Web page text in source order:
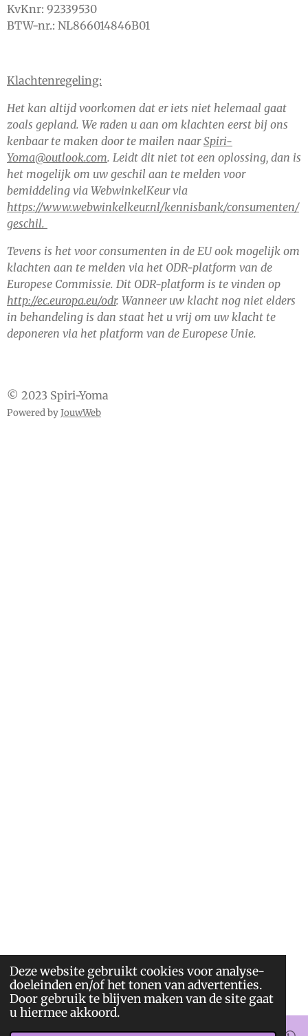
Deze website gebruikt cookies voor analyse-
doeleinden en/of het tonen van advertenties.
Door gebruik te blijven maken van de site gaat
u hiermee akkoord.
KvKnr: 92339530
BTW-nr.: NL866014846B01
Klachtenregeling:
Het kan altijd voorkomen dat er iets niet helemaal gaat
zoals gepland. We raden u aan om klachten eerst bij ons
kenbaar te maken door te mailen naarSpiri-
Yoma@outlook.com. Leidt dit niet tot een oplossing, dan is
het mogelijk om uw geschil aan te melden voor
bemiddeling via WebwinkelKeur via
https://www.webwinkelkeur.nl/kennisbank/consumenten/
geschil.
Tevens is het voor consumenten in de EU ook mogelijk om
klachten aan te melden via het ODR-platform van de
Europese Commissie. Dit ODR-platform is te vinden op
http://ec.europa.eu/odr. Wanneer uw klacht nog niet elders
in behandeling is dan staat het u vrij om uw klacht te
deponeren via het platform van de Europese Unie.
© 2023 Spiri-Yoma
Powered byJouwWeb